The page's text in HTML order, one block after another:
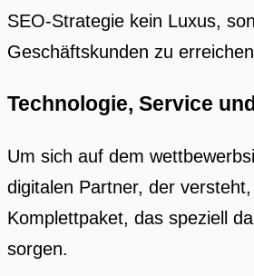
SEO-Stra­te­gie kein Luxus,
Geschäfts­kun­den zu
Technologie, Service
Um sich auf dem
digitalen Partner, der
Komplettpaket, das speziell
sorgen.